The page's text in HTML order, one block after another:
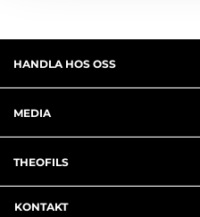
HANDLA HOS OSS
MEDIA
THEOFILS
KONTAKT